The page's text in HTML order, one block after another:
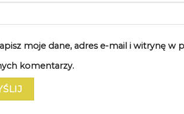
moje dane, adres e-mail i witrynę w
komentarzy.